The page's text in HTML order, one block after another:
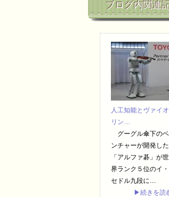
ブログ内関連
人工知能とヴァイオ
リン…
グーグル傘下のベ
ンチャーが開発した
「アルファ碁」が世
界ランク５位のイ・
セドル九段に…
▶続きを読